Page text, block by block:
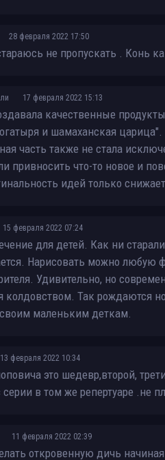
28 февраля 2022 17:50
не пропускать . Конь
17 февраля 2022 15:13
качественные
и шамаханская
часть также не стала
привносить что-то новое и
идей только
15 февраля 2022 07:24
для детей. Как ни
Нарисовать можно любую
Удивительно, но
колдовством. Так рождаются
маленьким деткам.
13 февраля 2022 10:34
это шедевр,второй,
в том же репертуаре .не
11 февраля 2022 02:39
откровенную дичь